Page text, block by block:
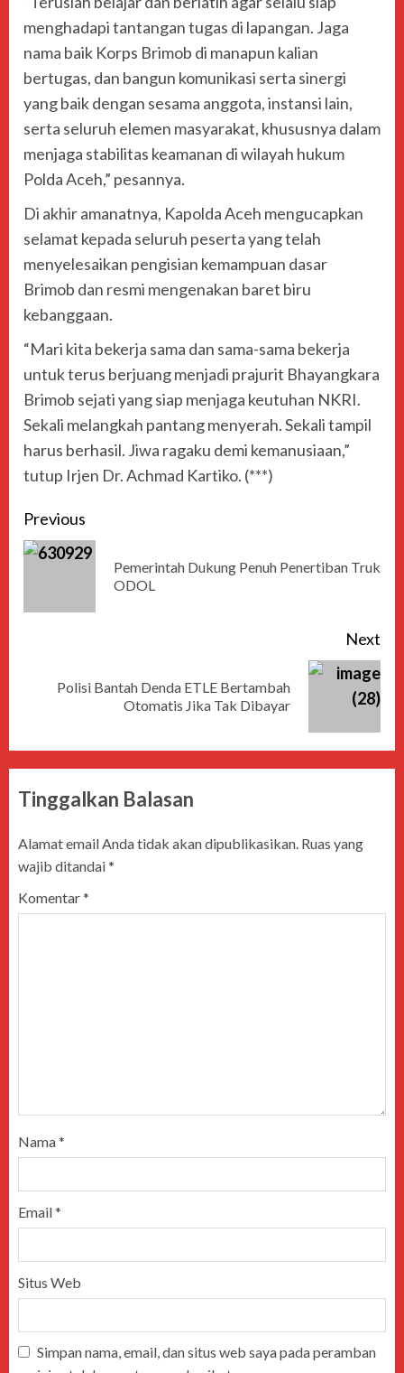
menghadapi tantangan tugas di lapangan. Jaga
nama baik Korps Brimob di manapun kalian
bertugas, dan bangun komunikasi serta sinergi
yang baik dengan sesama anggota, instansi lain,
serta seluruh elemen masyarakat, khususnya dalam
menjaga stabilitas keamanan di wilayah hukum
Polda Aceh,” pesannya.
Di akhir amanatnya, Kapolda Aceh mengucapkan
selamat kepada seluruh peserta yang telah
menyelesaikan pengisian kemampuan dasar
Brimob dan resmi mengenakan baret biru
kebanggaan.
“Mari kita bekerja sama dan sama-sama bekerja
untuk terus berjuang menjadi prajurit Bhayangkara
Brimob sejati yang siap menjaga keutuhan NKRI.
Sekali melangkah pantang menyerah. Sekali tampil
harus berhasil. Jiwa ragaku demi kemanusiaan,”
tutup Irjen Dr. Achmad Kartiko. (***)
Previous
Pemerintah Dukung Penuh Penertiban Truk
ODOL
Next
Polisi Bantah Denda ETLE Bertambah
Otomatis Jika Tak Dibayar
Tinggalkan Balasan
Alamat email Anda tidak akan dipublikasikan. Ruas yang
wajib ditandai*
Komentar*
Nama*
Email*
Situs Web
Simpan nama, email, dan situs web saya pada peramban